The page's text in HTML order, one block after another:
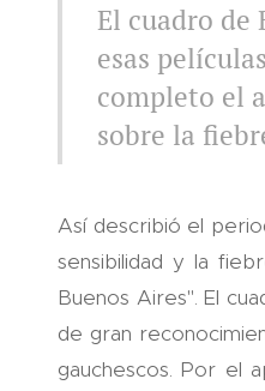
El cuadro de
esas
completo el
sobre la
Así describió el
sensibilidad y la
Buenos Aires". El
de gran
gauchescos. Por el